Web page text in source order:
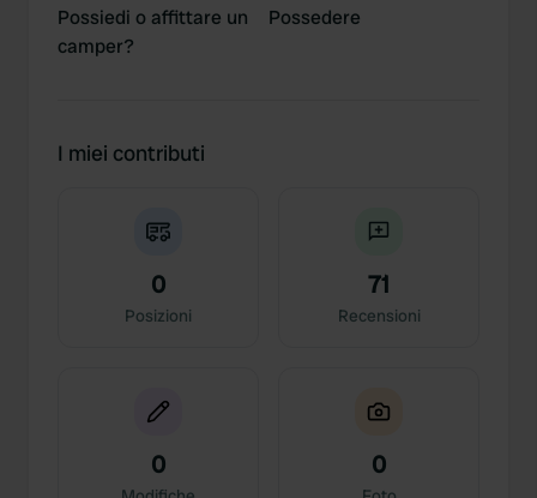
Possiedi o affittare un
camper?
Possedere
I miei contributi
0
Posizioni
71
Recensioni
0 0